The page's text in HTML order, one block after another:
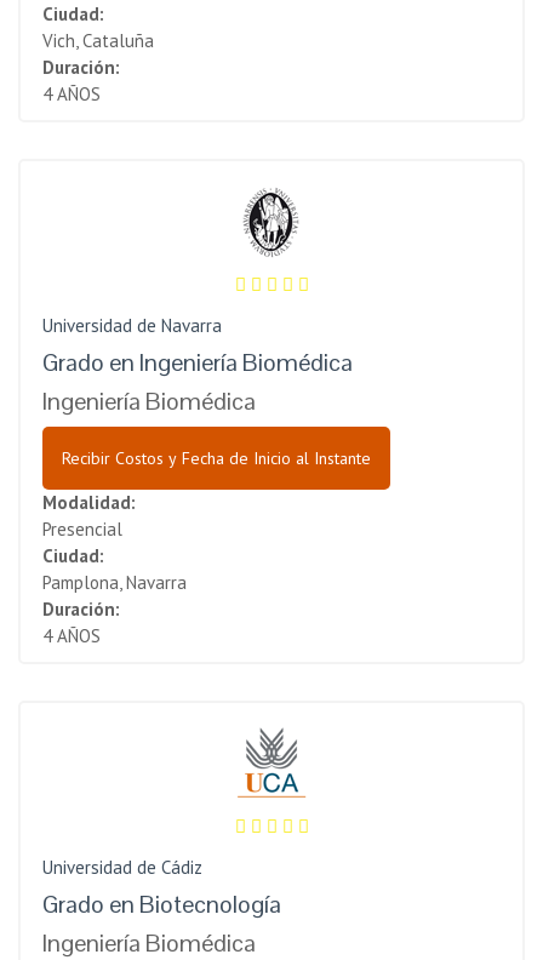
Ciudad:
Vich, Cataluña
Duración:
4 AÑOS
Universidad de Navarra
Grado en Ingeniería Biomédica
Ingeniería Biomédica
Recibir Costos y Fecha de Inicio al Instante
Modalidad:
Presencial
Ciudad:
Pamplona, Navarra
Duración:
4 AÑOS
Universidad de Cádiz
Grado en Biotecnología
Ingeniería Biomédica